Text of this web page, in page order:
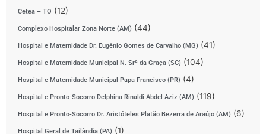
Cetea – TO (12)
Complexo Hospitalar Zona Norte (AM) (44)
Hospital e Maternidade Dr. Eugênio Gomes de Carvalho (MG) (41)
Hospital e Maternidade Municipal N. Srª da Graça (SC) (104)
Hospital e Maternidade Municipal Papa Francisco (PR) (4)
Hospital e Pronto-Socorro Delphina Rinaldi Abdel Aziz (AM) (119)
Hospital e Pronto-Socorro Dr. Aristóteles Platão Bezerra de Araújo (AM) (6)
Hospital Geral de Tailândia (PA) (1)